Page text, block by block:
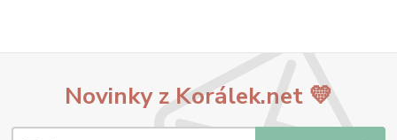
Novinky z Korálek.net 💛